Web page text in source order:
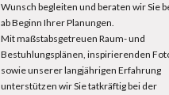
Wunsch begleiten und beraten wir Sie
ab Beginn Ihrer Planungen.
Mit maßstabsgetreuen Raum- und
Bestuhlungsplänen, inspirierenden
sowie unserer langjährigen Erfahrung
unterstützen wir Sie tatkräftig bei der